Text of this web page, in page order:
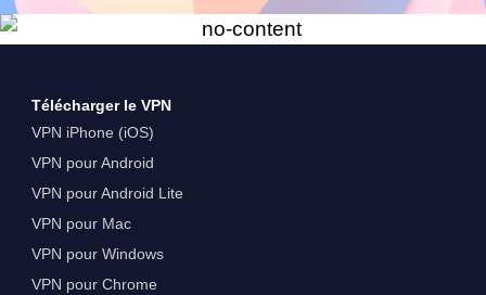
Télécharger le VPN
VPN iPhone (iOS)
VPN pour Android
VPN pour Android Lite
VPN pour Mac
VPN pour Windows
VPN pour Chrome